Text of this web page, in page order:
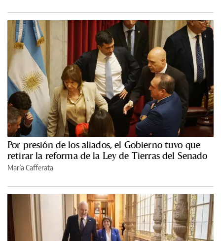
Por presión de los aliados, el Gobierno tuvo que
retirar la reforma de la Ley de Tierras del Senado
María Cafferata